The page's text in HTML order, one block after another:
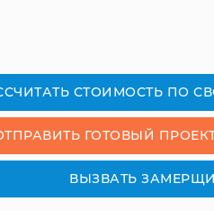
СТОИМОСТЬ ПО
ГОТОВЫЙ
ВЫЗВАТЬ